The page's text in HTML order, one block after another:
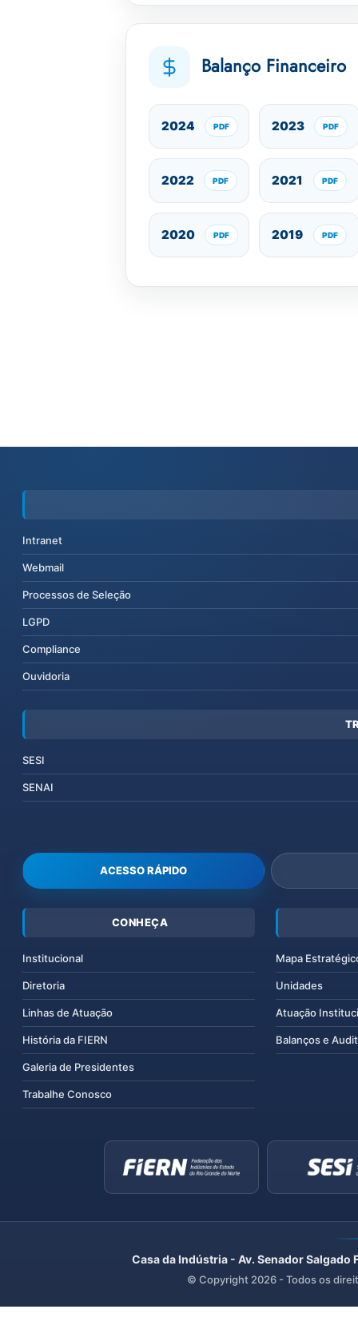
Balanço Financeiro
2024 2023
2022 2021
2020 2019
Intranet
Webmail
Processos de Seleção
LGPD
Compliance
Ouvidoria
SESI
SENAI
ACESSO RÁPIDO
CONHEÇA
Institucional
Diretoria
Linhas de Atuação
História da FIERN
Galeria de Presidentes
Trabalhe Conosco
Mapa
Unidades
Atuação
Balanços e
Casa da Indústria - Av. Senador
© Copyright 2026 - Todos os